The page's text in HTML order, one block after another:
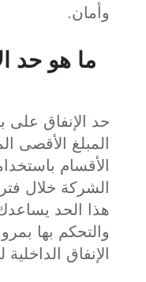
وأمان.
ما هو حد
حد الإنفاق
المبلغ الأقصى
الأقسام
الشركة خلال
هذا الحد
والتحكم بها
الإنفاق